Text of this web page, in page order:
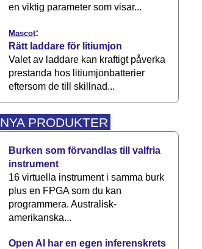
en viktig parameter som visar...
Mascot:
Rätt laddare för litiumjon
Valet av laddare kan kraftigt påverka
prestanda hos litiumjonbatterier
eftersom de till skillnad...
NYA PRODUKTER
Burken som förvandlas till valfria
instrument
16 virtuella instrument i samma burk
plus en FPGA som du kan
programmera. Australisk-
amerikanska...
Open AI har en egen inferenskrets